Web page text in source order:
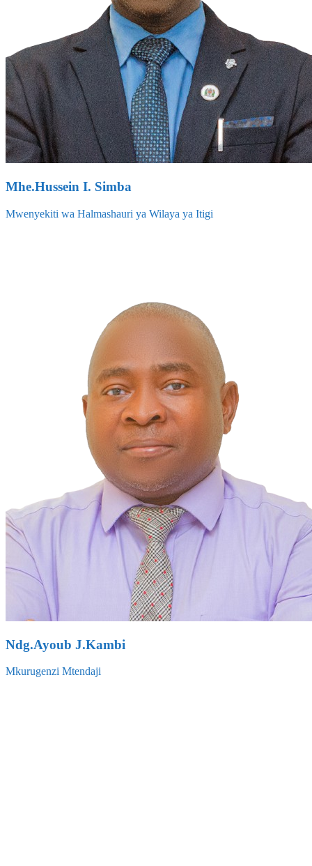
Mhe.Hussein I. Simba
Mwenyekiti wa Halmashauri ya Wilaya ya Itigi
Ndg.Ayoub J.Kambi
Mkurugenzi Mtendaji